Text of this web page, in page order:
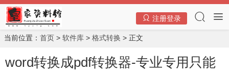
注册登录
当前位置： 首页 > 软件库 > 格式转换 > 正文
word转换成pdf转换器-专业专用只能